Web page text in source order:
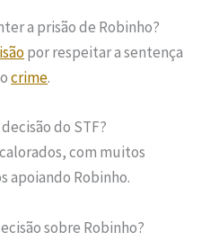
a prisão de Robinho?
por respeitar a sentença
crime.
do STF?
com muitos
apoiando Robinho.
sobre Robinho?